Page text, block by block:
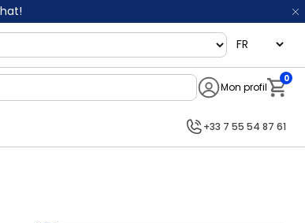
language
Mon profil
0
+33 7 55 54 87 61